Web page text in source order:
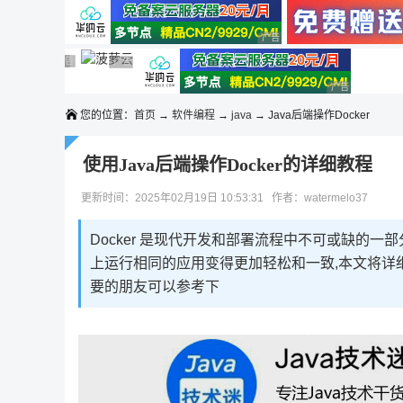
广告 商业广告，理性选择
广告 商业广告，理性选择
广告 商业广告，理性选择
广告 商业广告，理性选择
广告 商业广告，理性选择广告 商业广告，理性选择
广告 商业广告
您的位置： 首页 → 软件编程 → java → Java后端操作Docker
使用Java后端操作Docker的详细教程
更新时间：2025年02月19日 10:53:31 作者：watermelo37
Docker 是现代开发和部署流程中不可或缺的一
上运行相同的应用变得更加轻松和一致,本文将
要的朋友可以参考下